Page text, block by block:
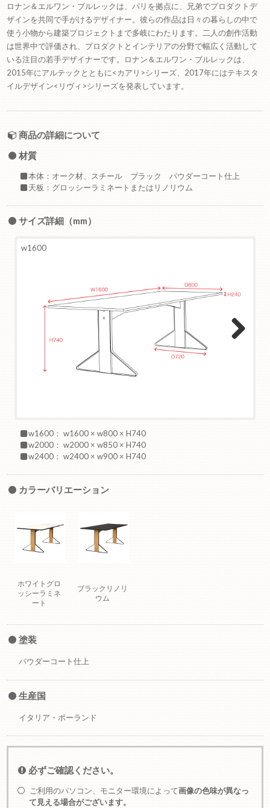
ロナン＆エルワン・ブルレックは、パリを拠点に、兄弟でプロダクトデ
ザインを共同で手がけるデザイナー。彼らの作品は日々の暮らしの中で
使う小物から建築プロジェクトまで多岐にわたります。二人の創作活動
は世界中で評価され、プロダクトとインテリアの分野で幅広く活動して
いる注目の若手デザイナーです。ロナン＆エルワン・ブルレックは、
2015年にアルテックとともに<カアリ>シリーズ、2017年にはテキスタ
イルデザイン<リヴィ>シリーズを発表しています。
商品の詳細について
材質
本体：オーク材、スチール ブラック パウダーコート仕上
天板：グロッシーラミネートまたはリノリウム
サイズ詳細（mm）
w1600
w1600： w1600 × w800 × H740
w2000： w2000 × w850 × H740
w2400： w2400 × w900 × H740
カラーバリエーション
ホワイトグロ
ッシーラミネ
ート
ブラックリノリ
ウム
塗装
パウダーコート仕上
生産国
イタリア・ポーランド
必ずご確認ください。
ご利用のパソコン、モニター環境によって画像の色味が異なっ
て見える場合がございます。